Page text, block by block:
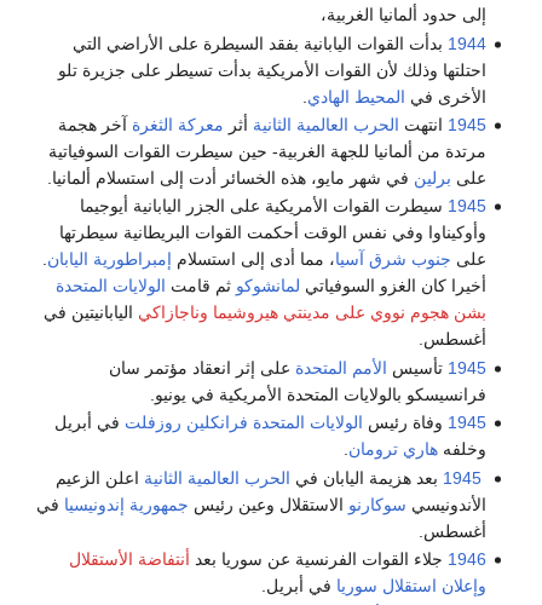
إلى حدود ألمانيا الغربية،
1944 بدأت القوات اليابانية بفقد السيطرة على الأراضي التي
احتلتها وذلك لأن القوات الأمريكية بدأت تسيطر على جزيرة تلو
الأخرى في المحيط الهادي
1945 انتهت الحرب العالمية الثانية أثر معركة الثغرة آخر هجمة
مرتدة من ألمانيا للجهة الغربية- حين سيطرت القوات السوفياتية
على برلين في شهر مايو، هذه الخسائر أدت إلى استسلام ألمانيا.
1945 سيطرت القوات الأمريكية على الجزر اليابانية أيوجيما
وأوكيناوا وفي نفس الوقت أحكمت القوات البريطانية سيطرتها
على جنوب شرق آسيا، مما أدى إلى استسلام إمبراطورية اليابان.
أخيرا كان الغزو السوفياتي لمانشوكو ثم قامت الولايات المتحدة
بشن هجوم نووي على مدينتي هيروشيما وناجازاكي اليابانيتين في
أغسطس.
1945 تأسيس الأمم المتحدة على إثر انعقاد مؤتمر سان
فرانسيسكو بالولايات المتحدة الأمريكية في يونيو.
1945 وفاة رئيس الولايات المتحدة فرانكلين روزفلت في أبريل
وخلفههاري ترومان
1945 بعد هزيمة اليابان في الحرب العالمية الثانية اعلن الزعيم
الأندونيسي سوكارنو الاستقلال وعين رئيس جمهورية إندونيسيا في
أغسطس.
1946 جلاء القوات الفرنسية عن سوريا بعد أنتفاضة الأستقلال
وإعلان استقلال سوريا في أبريل.